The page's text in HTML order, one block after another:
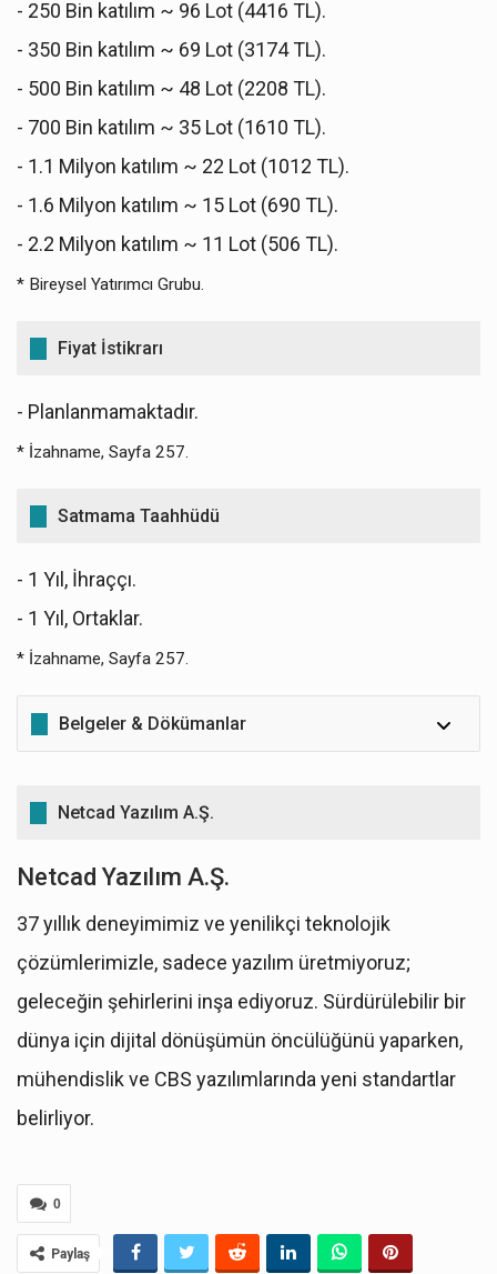
- 250 Bin katılım ~ 96 Lot (4416 TL).
- 350 Bin katılım ~ 69 Lot (3174 TL).
- 500 Bin katılım ~ 48 Lot (2208 TL).
- 700 Bin katılım ~ 35 Lot (1610 TL).
- 1.1 Milyon katılım ~ 22 Lot (1012 TL).
- 1.6 Milyon katılım ~ 15 Lot (690 TL).
- 2.2 Milyon katılım ~ 11 Lot (506 TL).
* Bireysel Yatırımcı Grubu.
Fiyat İstikrarı
- Planlanmamaktadır.
* İzahname, Sayfa 257.
Satmama Taahhüdü
- 1 Yıl, İhraççı.
- 1 Yıl, Ortaklar.
* İzahname, Sayfa 257.
Belgeler & Dökümanlar
FTR Analist Raporları (Aracı Kurumlar)
27.01.2026
27.01.2026
FTR Analist Raporu - İş Yatırım /
27.01.2026
FTR Analist Raporu - Ziraat Yatırım /
27.01.2026
FTR Analist Raporu - Gedik Yatırım /
FTR Analist Raporu - Fiba Yatırım /
Netcad Yazılım A.Ş.
Netcad Yazılım A.Ş.
37 yıllık deneyimimiz ve yenilikçi teknolojik
çözümlerimizle, sadece yazılım üretmiyoruz;
geleceğin şehirlerini inşa ediyoruz. Sürdürülebilir bir
dünya için dijital dönüşümün öncülüğünü yaparken,
mühendislik ve CBS yazılımlarında yeni standartlar
belirliyor.
0
Paylaş